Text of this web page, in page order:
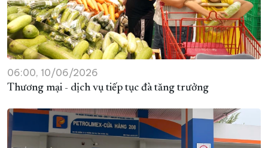
06:00, 10/06/2026
Thương mại - dịch vụ tiếp tục đà tăng trưởng